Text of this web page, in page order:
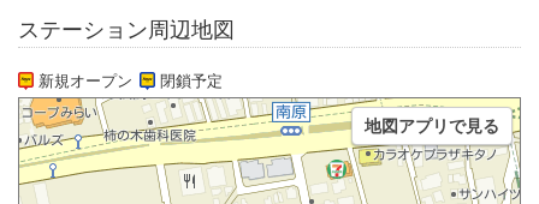
ステーション周辺地図
新規オープン 閉鎖予定
地図アプリで見る